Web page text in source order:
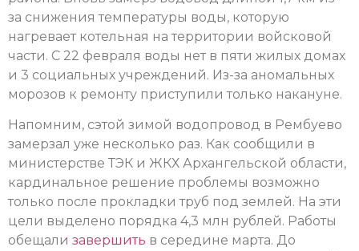
за снижения температуры воды, которую
нагревает котельная на территории войсковой
части. С 22 февраля воды нет в пяти жилых домах
и 3 социальных учреждений. Из-за аномальных
морозов к ремонту приступили только накануне.
Напомним, сэтой зимой водопровод в Рембуево
замерзал уже несколько раз. Как сообщили в
министерстве ТЭК и ЖКХ Архангельской области,
кардинальное решение проблемы возможно
только после прокладки труб под землей. На эти
цели выделено порядка 4,3 млн рублей. Работы
обещали завершить в середине марта. До